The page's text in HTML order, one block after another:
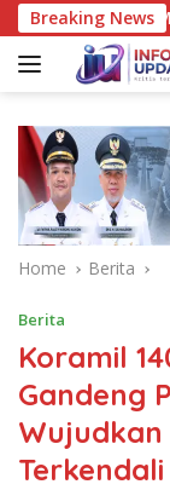
Skip
to
content
Breaking News
Penyakit
Home Berita
Berita
Koramil
Gandeng
Terkendali